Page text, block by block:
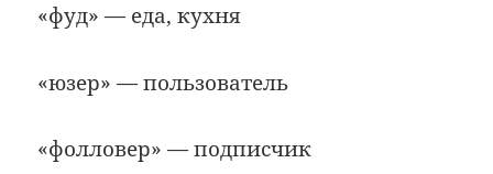
«фуд» — еда, кухня
«юзер» — пользователь
«фолловер» — подписчик